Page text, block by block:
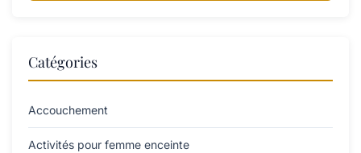
Catégories
Accouchement
Activités pour femme enceinte